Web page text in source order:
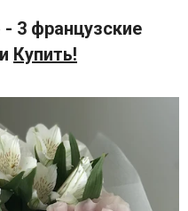
3 французские
Купить!